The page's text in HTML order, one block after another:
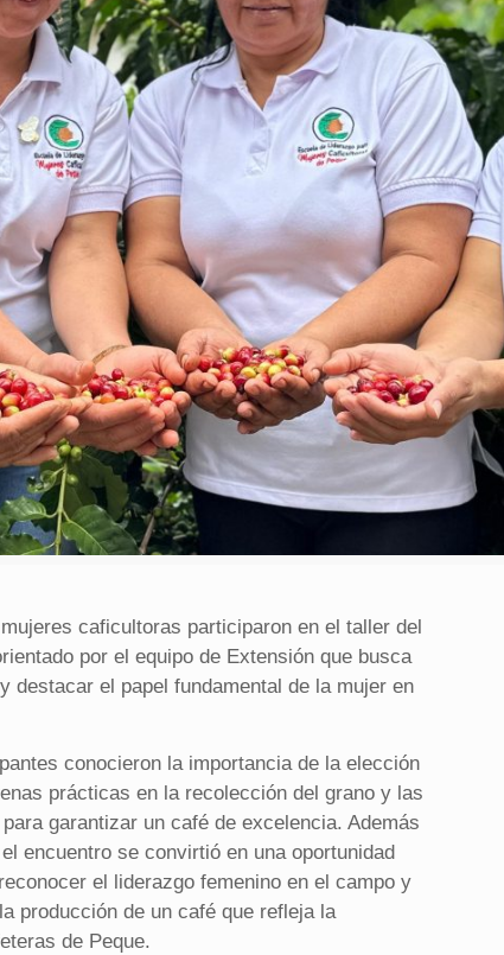
caficultoras participaron en el taller del
por el equipo de Extensión que busca
destacar el papel fundamental de la mujer en
conocieron la importancia de la elección
prácticas en la recolección del grano y las
garantizar un café de excelencia. Además
encuentro se convirtió en una oportunidad
el liderazgo femenino en el campo y
producción de un café que refleja la
de Peque.